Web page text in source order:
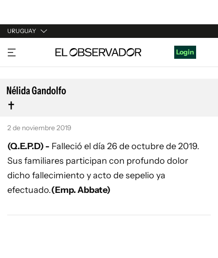
URUGUAY
URUGUAY
ARGENTINA
ESPAÑA
ESTADOS UNIDOS
Login
Nélida Gandolfo
2 de noviembre 2019
(Q.E.P.D) - Falleció el día 26 de octubre de 2019.
Sus familiares participan con profundo dolor
dicho fallecimiento y acto de sepelio ya
efectuado.(Emp. Abbate)